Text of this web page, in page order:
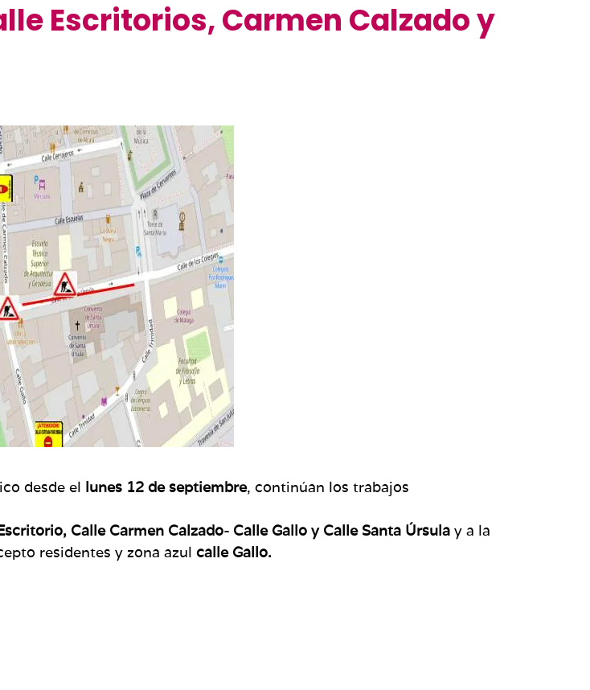
Escritorios, Carmen Calzado y
desde el lunes 12 de septiembre, continúan los trabajos
Calle Carmen Calzado- Calle Gallo y Calle Santa Úrsula y a la
residentes y zona azul calle Gallo.